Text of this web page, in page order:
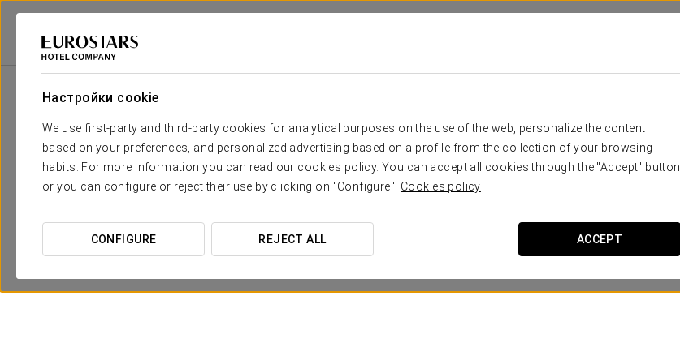
Настройки cookie
We use first-party and third-party cookies for analytical purposes on the use of the web, personalize the content
based on your preferences, and personalized advertising based on a profile from the collection of your browsing
habits. For more information you can read our cookies policy. You can accept all cookies through the "Accept" button
or you can configure or reject their use by clicking on "Configure". Cookies policy
CONFIGURE REJECT ALL ACCEPT
Eurostars Hotel Company